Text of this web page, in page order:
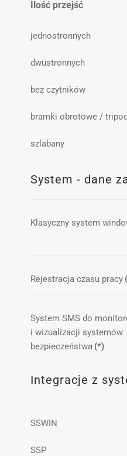
Ilość przejść
jednostronnych
dwustronnych
bez czytników
bramki obrotowe /
szlabany
System - dane
Klasyczny system
Rejestracja czasu pracy
System SMS do
i wizualizacji systemów
bezpieczeństwa (*)
Integracje z
SSWiN
SSP